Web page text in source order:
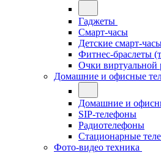
Гаджеты
Смарт-часы
Детские смарт-
Фитнес-браслеты
Очки виртуальной
Домашние и офисные
Домашние и
SIP-телефоны
Радиотелефоны
Стационарные
Фото-видео техника